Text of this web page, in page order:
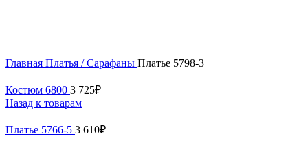
Главная Платья / Сарафаны Платье 5798-3
Костюм 6800 3 725₽
Назад к товарам
Платье 5766-5 3 610₽